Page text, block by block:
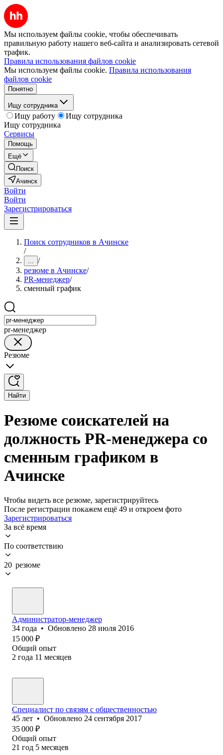
Мы используем файлы cookie, чтобы обеспечивать
правильную работу нашего веб-сайта и анализировать сетевой
трафик.
Правила использования файлов cookie
Мы используем файлы cookie. Правила использования
файлов cookie
Понятно
Ищу сотрудника
Ищу работу
Ищу сотрудника
Ищу сотрудника
Сервисы
Помощь
Ещё
Поиск
Ачинск
Войти
Войти
Зарегистрироваться
Поиск сотрудников в Ачинске
/
... /
резюме в Ачинске/
PR-менеджер/
сменный график
pr-менеджер
Резюме
Найти
Резюме соискателей на
должность PR-менеджера со
сменным графиком в
Ачинске
Чтобы видеть все резюме, зарегистрируйтесь
После регистрации покажем ещё 49 и откроем фото
Зарегистрироваться
За всё время
По соответствию
20 резюме
Администратор-менеджер
34 года • Обновлено 28 июля 2016
15 000 ₽
Общий опыт
2 года 11 месяцев
Специалист по связям с общественностью
45 лет • Обновлено 24 сентября 2017
35 000 ₽
Общий опыт
21 год 5 месяцев